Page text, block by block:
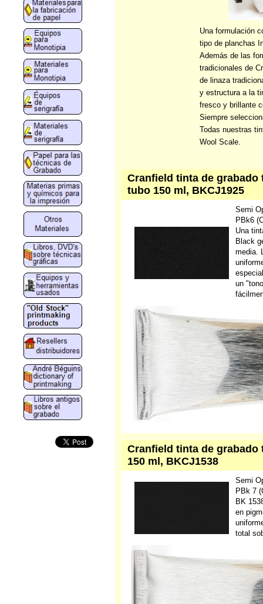
Una formulación
tipo de planchas
Además de las
tradicionales de
de linaza
y estructura a la
fresco y brillante
Siempre
Todas nuestras
Wool Scale.
Cranfield tinta de grabado
tubo 150 ml, BKCJ1925
Semi
PBk6
Una
Black
media.
un
Cranfield tinta de grabado
150 ml, BKCJ1538
Semi
PBk 7
BK
en
total